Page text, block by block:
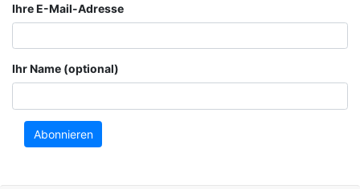
Ihre E-Mail-Adresse
Ihr Name (optional)
Abonnieren